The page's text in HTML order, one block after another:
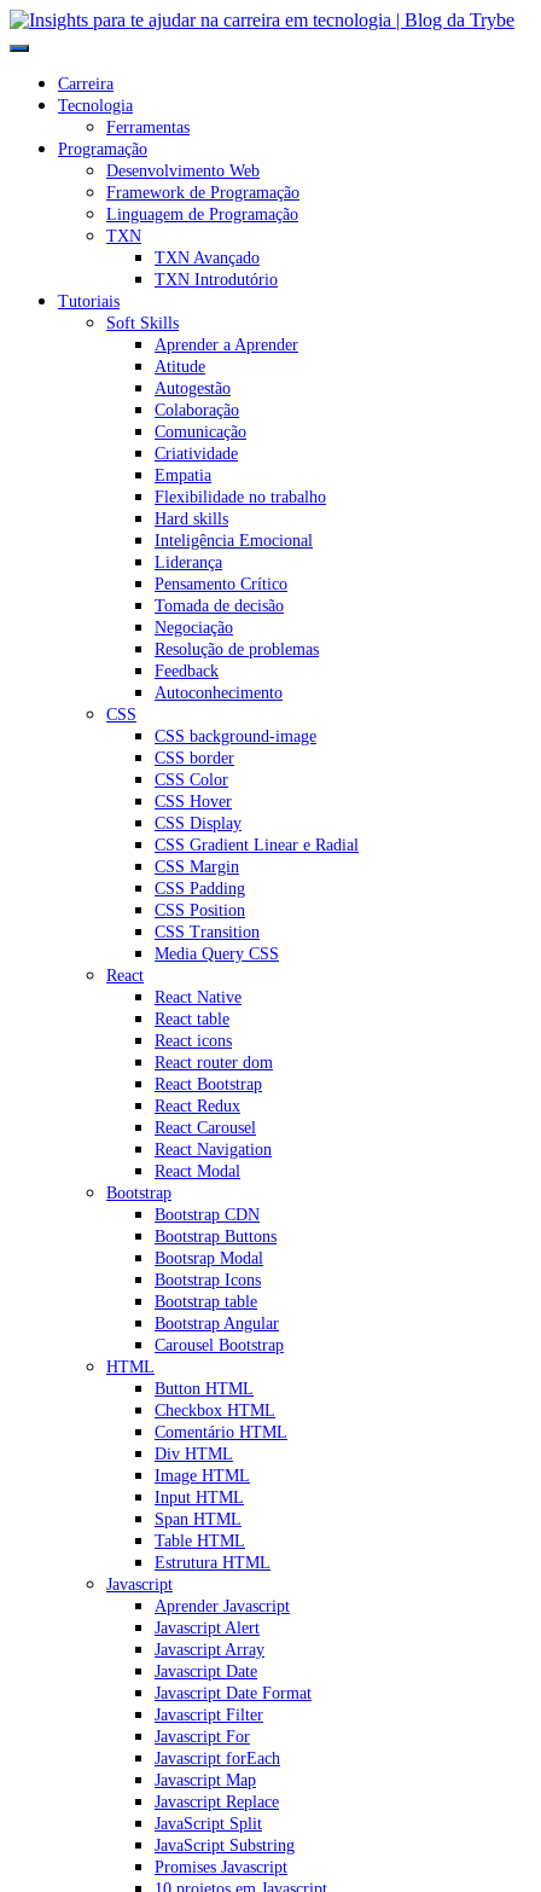
Carreira
Tecnologia
Ferramentas
Programação
Desenvolvimento Web
Framework de Programação
Linguagem de Programação
TXN
TXN Avançado
TXN Introdutório
Tutoriais
Soft Skills
Aprender a Aprender
Atitude
Autogestão
Colaboração
Comunicação
Criatividade
Empatia
Flexibilidade no trabalho
Hard skills
Inteligência Emocional
Liderança
Pensamento Crítico
Tomada de decisão
Negociação
Resolução de problemas
Feedback
Autoconhecimento
CSS
CSS background-image
CSS border
CSS Color
CSS Hover
CSS Display
CSS Gradient Linear e Radial
CSS Margin
CSS Padding
CSS Position
CSS Transition
Media Query CSS
React
React Native
React table
React icons
React router dom
React Bootstrap
React Redux
React Carousel
React Navigation
React Modal
Bootstrap
Bootstrap CDN
Bootstrap Buttons
Bootsrap Modal
Bootstrap Icons
Bootstrap table
Bootstrap Angular
Carousel Bootstrap
HTML
Button HTML
Checkbox HTML
Comentário HTML
Div HTML
Image HTML
Input HTML
Span HTML
Table HTML
Estrutura HTML
Javascript
Aprender Javascript
Javascript Alert
Javascript Array
Javascript Date
Javascript Date Format
Javascript Filter
Javascript For
Javascript forEach
Javascript Map
Javascript Replace
JavaScript Split
JavaScript Substring
Promises Javascript